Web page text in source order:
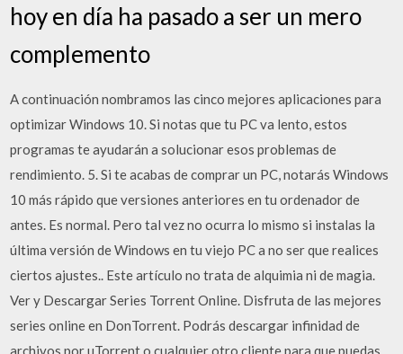
hoy en día ha pasado a ser un mero
complemento
A continuación nombramos las cinco mejores aplicaciones para
optimizar Windows 10. Si notas que tu PC va lento, estos
programas te ayudarán a solucionar esos problemas de
rendimiento. 5. Si te acabas de comprar un PC, notarás Windows
10 más rápido que versiones anteriores en tu ordenador de
antes. Es normal. Pero tal vez no ocurra lo mismo si instalas la
última versión de Windows en tu viejo PC a no ser que realices
ciertos ajustes.. Este artículo no trata de alquimia ni de magia.
Ver y Descargar Series Torrent Online. Disfruta de las mejores
series online en DonTorrent. Podrás descargar infinidad de
archivos por uTorrent o cualquier otro cliente para que puedas